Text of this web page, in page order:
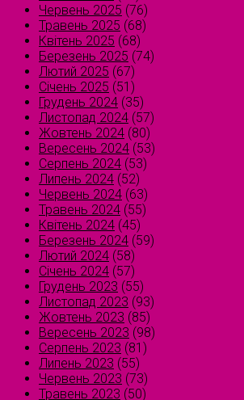
Червень 2025 (76)
Травень 2025 (68)
Квітень 2025 (68)
Березень 2025 (74)
Лютий 2025 (67)
Січень 2025 (51)
Грудень 2024 (35)
Листопад 2024 (57)
Жовтень 2024 (80)
Вересень 2024 (53)
Серпень 2024 (53)
Липень 2024 (52)
Червень 2024 (63)
Травень 2024 (55)
Квітень 2024 (45)
Березень 2024 (59)
Лютий 2024 (58)
Січень 2024 (57)
Грудень 2023 (55)
Листопад 2023 (93)
Жовтень 2023 (85)
Вересень 2023 (98)
Серпень 2023 (81)
Липень 2023 (55)
Червень 2023 (73)
Травень 2023 (50)